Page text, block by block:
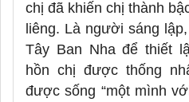
chị đã khiến chị thành
liêng. Là người sáng
Tây Ban Nha để thiết
hồn chị được thống
được sống “một mình